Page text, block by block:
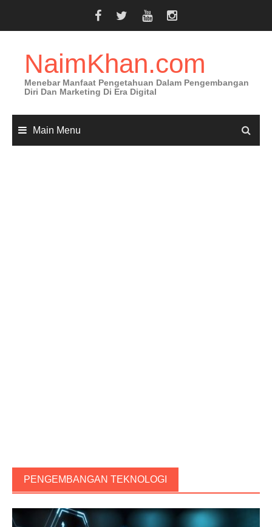
NaimKhan.com
Menebar Manfaat Pengetahuan Dalam Pengembangan
Diri Dan Marketing Di Era Digital
Main Menu
PENGEMBANGAN TEKNOLOGI